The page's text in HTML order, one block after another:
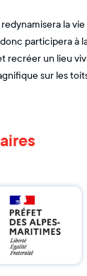
la
participera à
recréer un lieu
sur les